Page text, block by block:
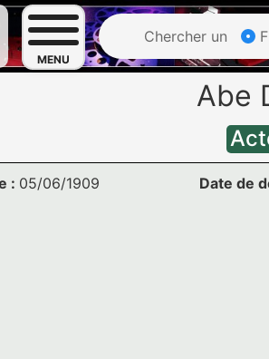
MENU
Chercher un
Abe
: 05/06/1909 Date de